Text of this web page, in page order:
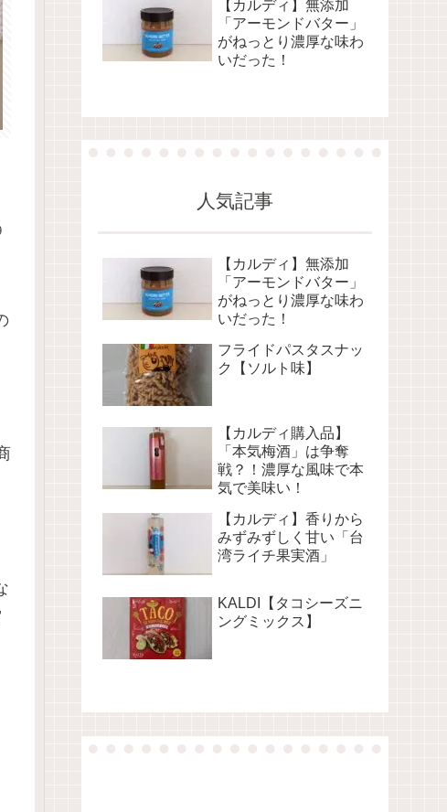
【カルディ】無添加
「アーモンドバター」
がねっとり濃厚な味わ
いだった！
人気記事
【カルディ】無添加
「アーモンドバター」
がねっとり濃厚な味わ
いだった！
フライドパスタスナッ
ク【ソルト味】
【カルディ購入品】
「本気梅酒」は争奪
戦？！濃厚な風味で本
気で美味い！
【カルディ】香りから
みずみずしく甘い「台
湾ライチ果実酒」
KALDI【タコシーズニ
ングミックス】